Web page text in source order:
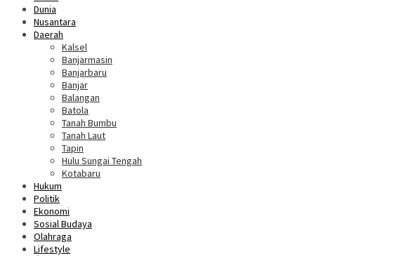
Dunia
Nusantara
Daerah
Kalsel
Banjarmasin
Banjarbaru
Banjar
Balangan
Batola
Tanah Bumbu
Tanah Laut
Tapin
Hulu Sungai Tengah
Kotabaru
Hukum
Politik
Ekonomi
Sosial Budaya
Olahraga
Lifestyle